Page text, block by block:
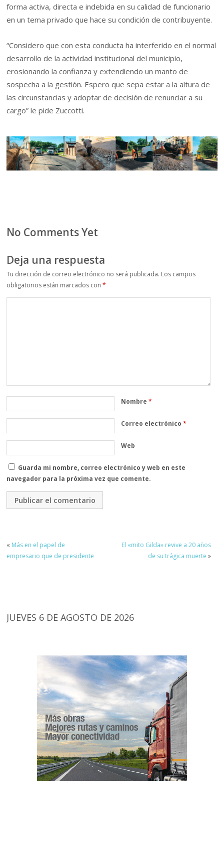
forma activa, directa e indebida en su calidad de funcionario
en un tema privado que hace su condición de contribuyente.
“Considero que con esta conducta ha interferido en el normal
desarrollo de la actividad institucional del municipio,
erosionando la confianza y extendiendo un manto de
sospecha a la gestión. Espero que sepa estar a la altura de
las circunstancias y adoptar de decisión de renunciar a su
cargo” le pide Zuccotti.
No Comments Yet
Deja una respuesta
Tu dirección de correo electrónico no será publicada. Los campos
obligatorios están marcados con*
Nombre*
Correo electrónico*
Web
Guarda mi nombre, correo electrónico y web en este
navegador para la próxima vez que comente.
« Más en el papel de
empresario que de presidente
El «mito Gilda» revive a 20 años
de su trágica muerte »
JUEVES 6 DE AGOSTO DE 2026